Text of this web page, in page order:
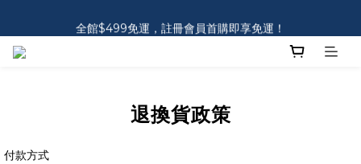
全館$499免運，註冊會員首購即享免運！
退換貨政策
付款方式